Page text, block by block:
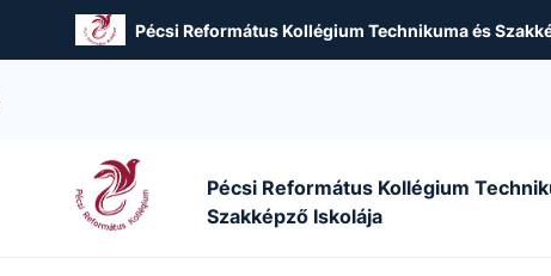
Pécsi Református Kollégium Technikuma és
Pécsi Református Kollégium
Szakképző Iskolája